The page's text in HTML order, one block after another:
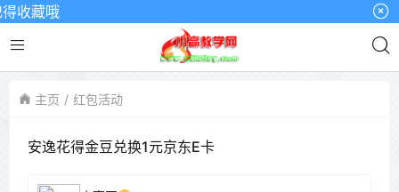
藏哦
主页 红包活动
安逸花得金豆兑换1元京东E卡